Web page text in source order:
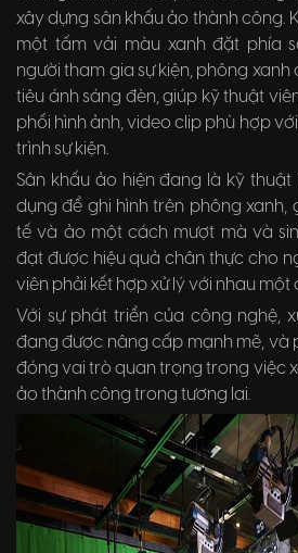
xây dựng sân khấu ảo thành công.
một tấm vải màu xanh đặt phía
người tham gia sự kiện, phông
tiêu ánh sáng đèn, giúp kỹ thuật
phối hình ảnh, video clip phù hợp
trình sự kiện.
Sân khấu ảo hiện đang là kỹ
dụng để ghi hình trên phông xanh,
tế và ảo một cách mượt mà và
đạt được hiệu quả chân thực cho
viên phải kết hợp xử lý với nhau một
Với sự phát triển của công nghệ,
đang được nâng cấp mạnh mẽ, và
đóng vai trò quan trọng trong việc
ảo thành công trong tương lai.